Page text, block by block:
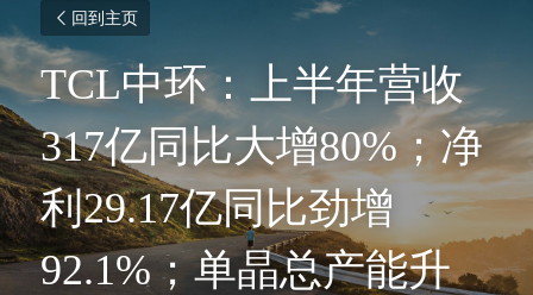
回到主页
TCL中环：上半年营收
317亿同比大增80%；净
利29.17亿同比劲增
92.1%；单晶总产能升